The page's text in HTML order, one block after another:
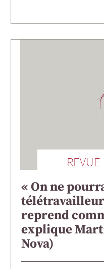
« On ne
reprend
explique
Nova)